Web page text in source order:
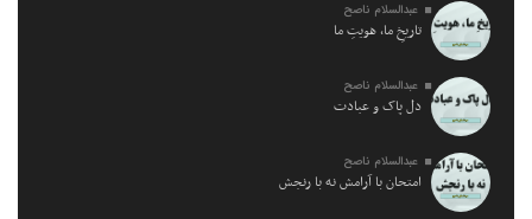
عبدالسلام ناصح
تاریخِ ما، هویتِ ما
عبدالسلام ناصح
دل پاک و عبادت
عبدالسلام ناصح
امتحان با آرامش نه با رنجش